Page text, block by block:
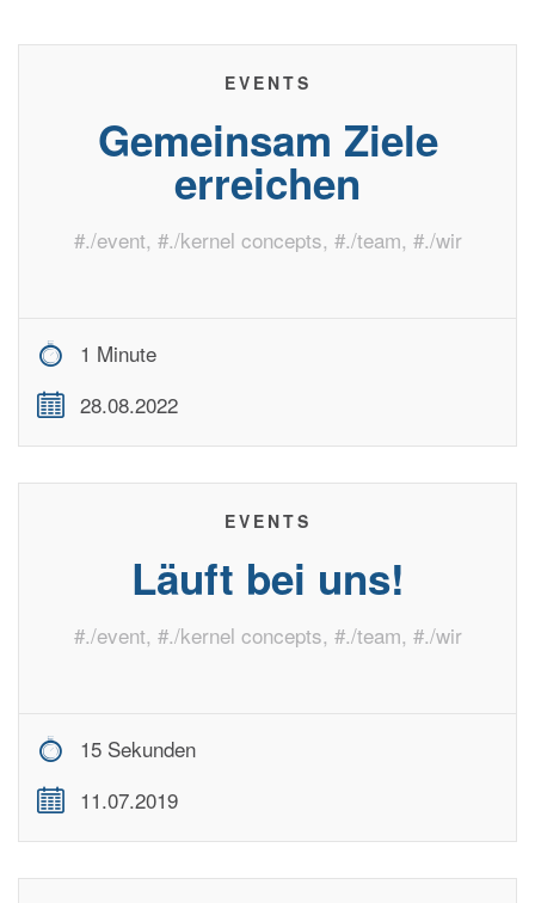
EVENTS
Gemeinsam Ziele
erreichen
#./event, #./kernel concepts, #./team, #./wir
1 Minute
28.08.2022
EVENTS
Läuft bei uns!
#./event, #./kernel concepts, #./team, #./wir
15 Sekunden
11.07.2019